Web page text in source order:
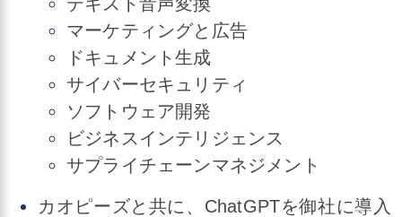
マーケティングと広告
ドキュメント生成
サイバーセキュリティ
ソフトウェア開発
ビジネスインテリジェンス
サプライチェーンマネジメント
カオピーズと共に、ChatGPTを御社に導入